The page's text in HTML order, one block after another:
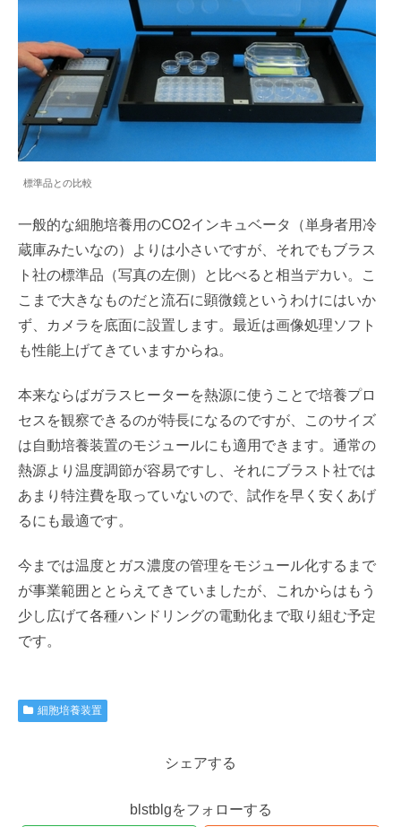
標準品との比較
一般的な細胞培養用のCO2インキュベータ（単身者用冷
蔵庫みたいなの）よりは小さいですが、それでもブラス
ト社の標準品（写真の左側）と比べると相当デカい。こ
こまで大きなものだと流石に顕微鏡というわけにはいか
ず、カメラを底面に設置します。最近は画像処理ソフト
も性能上げてきていますからね。
本来ならばガラスヒーターを熱源に使うことで培養プロ
セスを観察できるのが特長になるのですが、このサイズ
は自動培養装置のモジュールにも適用できます。通常の
熱源より温度調節が容易ですし、それにブラスト社では
あまり特注費を取っていないので、試作を早く安くあげ
るにも最適です。
今までは温度とガス濃度の管理をモジュール化するまで
が事業範囲ととらえてきていましたが、これからはもう
少し広げて各種ハンドリングの電動化まで取り組む予定
です。
細胞培養装置
シェアする
blstblgをフォローする